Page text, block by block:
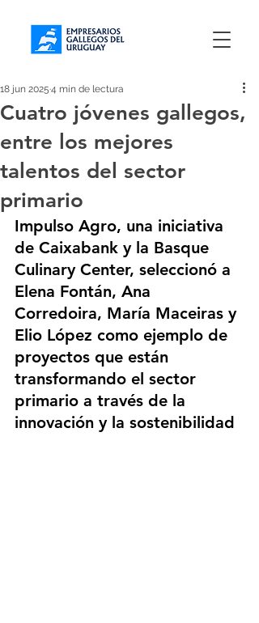
Cuatro jóvenes gallegos,
entre los mejores
talentos del sector
primario
18 jun 2025 4 min de lectura
Impulso Agro, una iniciativa
de Caixabank y la Basque
Culinary Center, seleccionó a
Elena Fontán, Ana
Corredoira, María Maceiras y
Elio López como ejemplo de
proyectos que están
transformando el sector
primario a través de la
innovación y la sostenibilidad